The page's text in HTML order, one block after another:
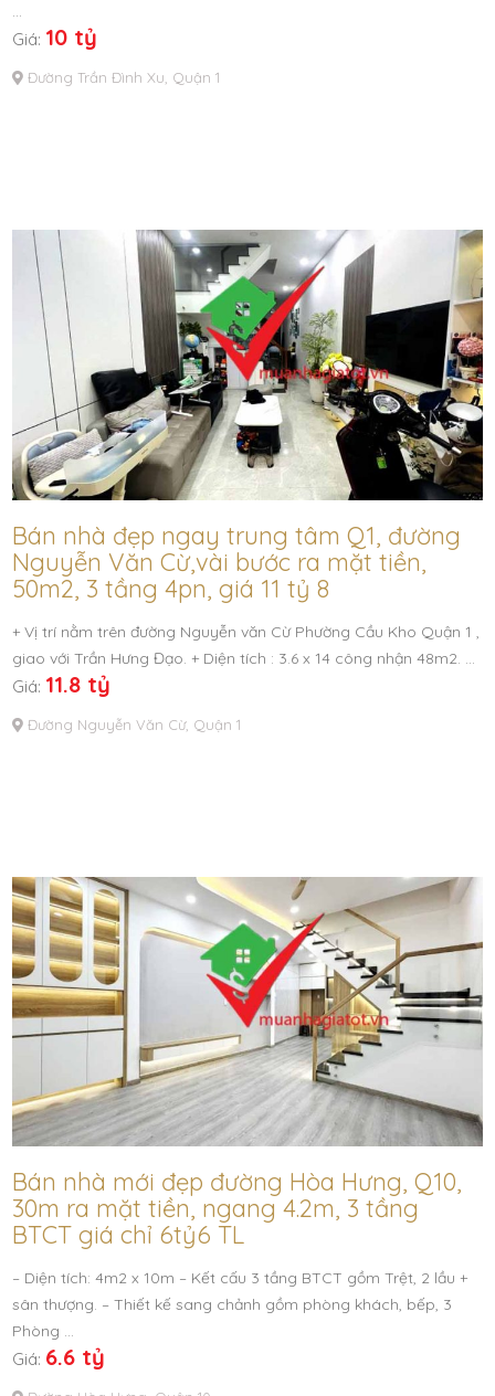
…
Giá: 10 tỷ
Đường Trần Đình Xu, Quận 1
Bán nhà đẹp ngay trung tâm Q1, đường
Nguyễn Văn Cừ,vài bước ra mặt tiền,
50m2, 3 tầng 4pn, giá 11 tỷ 8
+ Vị trí nằm trên đường Nguyễn văn Cừ Phường Cầu Kho Quận 1 ,
giao với Trần Hưng Đạo. + Diện tích : 3.6 x 14 công nhận 48m2. …
Giá: 11.8 tỷ
Đường Nguyễn Văn Cừ, Quận 1
Bán nhà mới đẹp đường Hòa Hưng, Q10,
30m ra mặt tiền, ngang 4.2m, 3 tầng
BTCT giá chỉ 6tỷ6 TL
– Diện tích: 4m2 x 10m – Kết cấu 3 tầng BTCT gồm Trệt, 2 lầu +
sân thượng. – Thiết kế sang chảnh gồm phòng khách, bếp, 3
Phòng …
Giá: 6.6 tỷ